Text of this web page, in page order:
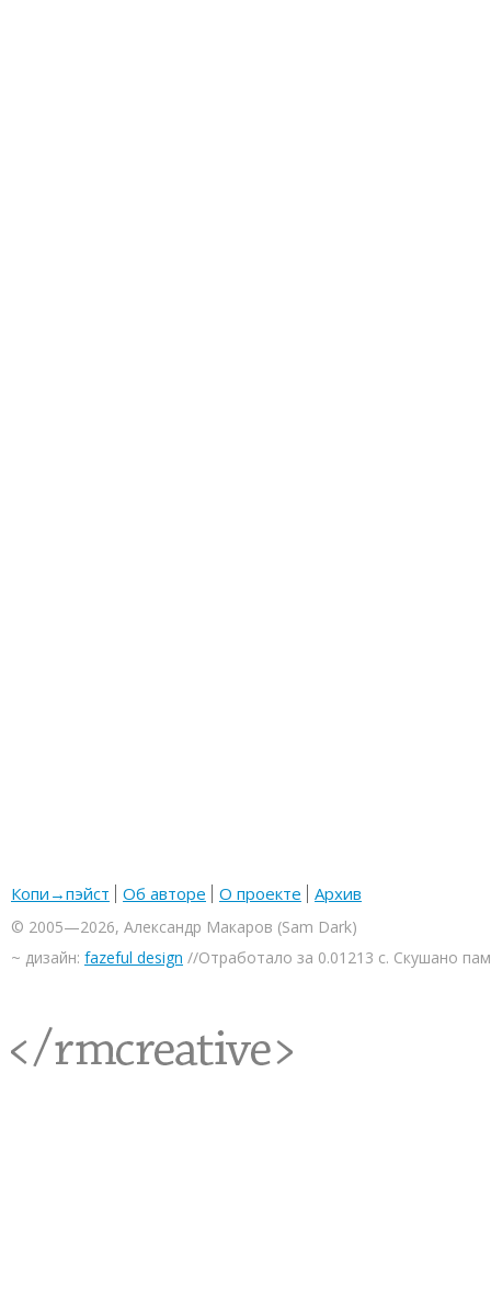
Копи→пэйст Об авторе О проекте Архив
© 2005—2026, Александр Макаров (Sam Dark)
~ дизайн: fazeful design //Отработало за 0.01213 с. Скушано
<rmcreative/>